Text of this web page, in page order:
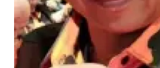
PEDOMAN
MEDIA
SIBER
REDAKSI